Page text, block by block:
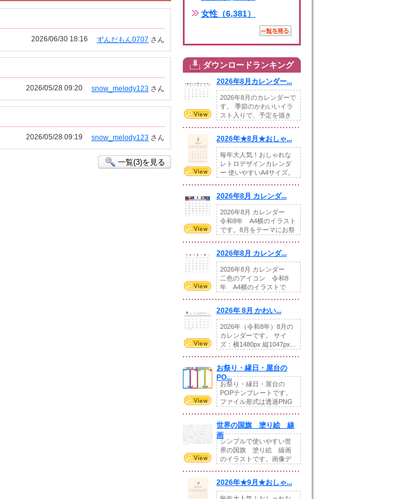
ずんだもん0707 さん
2026/06/30 18:16
snow_melody123 さん
2026/05/28 09:20
snow_melody123 さん
2026/05/28 09:19
一覧(3)を見る
女性（6,381）
ダウンロードランキング
2026年8月カレンダー...
2026年8月のカレンダーで
す。 季節のかわいいイラ
スト入りで、予定を描き
2026年★8月★おしゃ...
毎年大人気！おしゃれな
レトロデザインカレンダ
ー 使いやすいA4サイズ。
2026年8月 カレンダ...
2026年8月 カレンダー
令和8年 A4横のイラスト
です。8月をテーマにお祭
2026年8月 カレンダ...
2026年8月 カレンダー
二色のアイコン 令和8
年 A4横のイラストで
2026年 8月 かわい...
2026年（令和8年）8月の
カレンダーです。 サイ
ズ：横1480px 縦1047px...
お祭り・縁日・屋台の
PO...
お祭り・縁日・屋台の
POPテンプレートです。
ファイル形式は透過PNG
世界の国旗 塗り絵 線
画
シンプルで使いやすい世
界の国旗 塗り絵 線画
のイラストです。画像デ
2026年★9月★おしゃ...